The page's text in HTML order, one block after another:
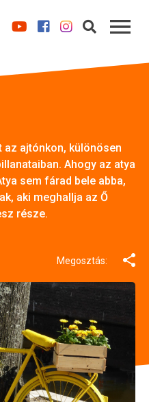
ajtónkon, különösen
Ahogy az atya
sem fárad bele abba,
aki meghallja az Ő
része.
Megosztás: